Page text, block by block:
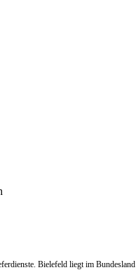
Bielefeld liegt im Bundesland